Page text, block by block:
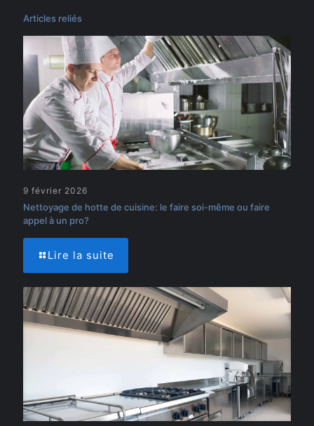
Articles reliés
9 février 2026
Nettoyage de hotte de cuisine: le faire soi-même ou faire
appel à un pro?
Lire la suite